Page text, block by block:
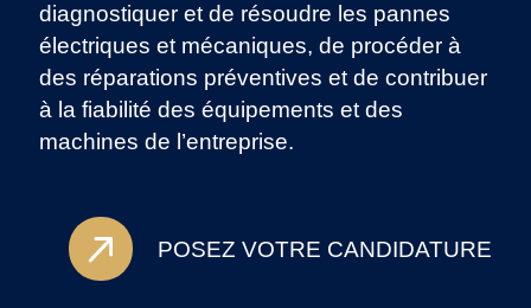
diagnostiquer et de résoudre les pannes
électriques et mécaniques, de procéder à
des réparations préventives et de contribuer
à la fiabilité des équipements et des
machines de l’entreprise.
POSEZ VOTRE CANDIDATURE